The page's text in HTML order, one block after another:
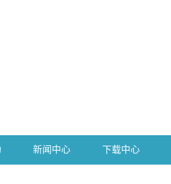
新闻中心 下载中心